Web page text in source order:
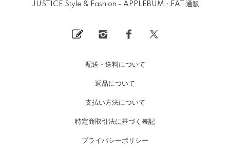
JUSTICE Style & Fashion - APPLEBUM・FAT 通販
配送・送料について
返品について
支払い方法について
特定商取引法に基づく表記
プライバシーポリシー